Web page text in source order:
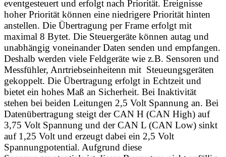
eventgesteuert und erfolgt nach Priorität. Ereignisse
hoher Priorität können eine niedrigere Priorität hinten
anstellen. Die Übertragung per Frame erfolgt mit
maximal 8 Bytet. Die Steuergeräte können autag und
unabhängig voneinander Daten senden und empfangen.
Deshalb werden viele Feldgeräte wie z.B. Sensoren und
Messfühler, Anrtriebseinheitenn mit Steueungsgeräten
gekoppelt. Die Übertragung erfolgt in Echtzeit und
bietet ein hohes Maß an Sicherheit. Bei Inaktivität
stehen bei beiden Leitungen 2,5 Volt Spannung an. Bei
Datenübertragung steigt der CAN H (CAN High) auf
3,75 Volt Spannung und der CAN L (CAN Low) sinkt
auf 1,25 Volt und erzeugt dabei ein 2,5 Volt
Spannungpotential. Aufgrund diese